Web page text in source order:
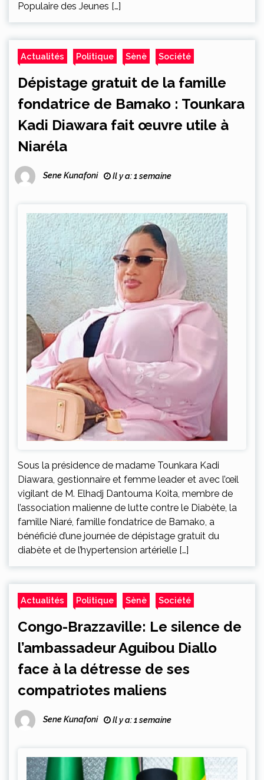
Populaire des Jeunes […]
Actualités Politique Sènè Société
Dépistage gratuit de la famille
fondatrice de Bamako : Tounkara
Kadi Diawara fait œuvre utile à
Niaréla
Sene Kunafoni Il y a: 1 semaine
Sous la présidence de madame Tounkara Kadi
Diawara, gestionnaire et femme leader et avec l’œil
vigilant de M. Elhadj Dantouma Koita, membre de
l’association malienne de lutte contre le Diabète, la
famille Niaré, famille fondatrice de Bamako, a
bénéficié d’une journée de dépistage gratuit du
diabète et de l’hypertension artérielle […]
Actualités Politique Sènè Société
Congo-Brazzaville: Le silence de
l’ambassadeur Aguibou Diallo
face à la détresse de ses
compatriotes maliens
Sene Kunafoni Il y a: 1 semaine